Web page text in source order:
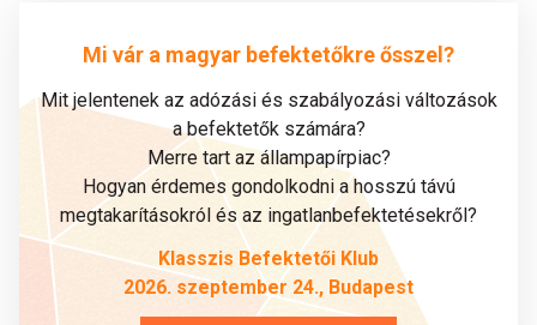
Mi vár a magyar befektetőkre ősszel?
Mit jelentenek az adózási és szabályozási változások
a befektetők számára?
Merre tart az állampapírpiac?
Hogyan érdemes gondolkodni a hosszú távú
megtakarításokról és az ingatlanbefektetésekről?
Klasszis Befektetői Klub
2026. szeptember 24., Budapest